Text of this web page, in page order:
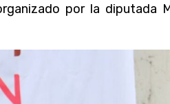
por la diputada